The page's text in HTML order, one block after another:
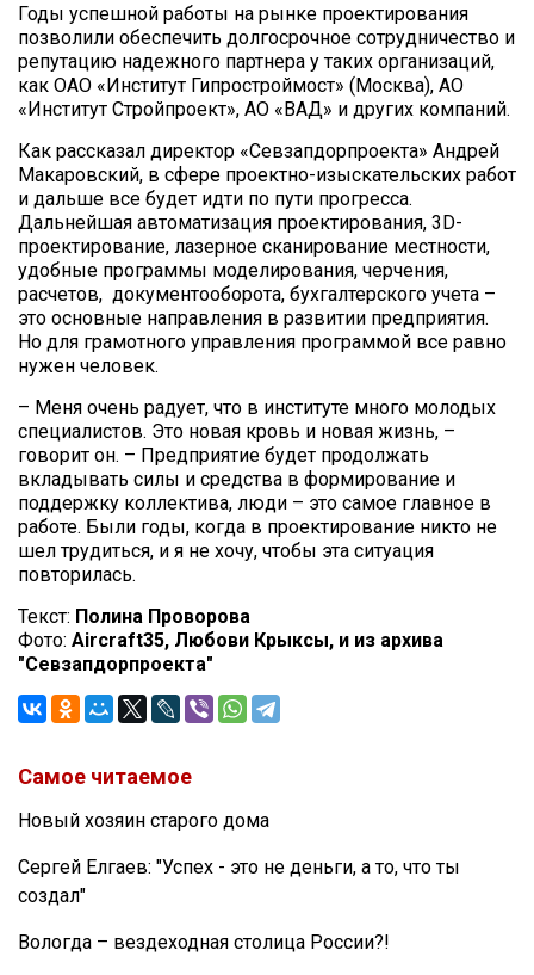
Годы успешной работы на рынке проектирования
позволили обеспечить долгосрочное сотрудничество и
репутацию надежного партнера у таких организаций,
как ОАО «Институт Гипростроймост» (Москва), АО
«Институт Стройпроект», АО «ВАД» и других компаний.
Как рассказал директор «Севзапдорпроекта» Андрей
Макаровский, в сфере проектно-изыскательских работ
и дальше все будет идти по пути прогресса.
Дальнейшая автоматизация проектирования, 3D-
проектирование, лазерное сканирование местности,
удобные программы моделирования, черчения,
расчетов, документооборота, бухгалтерского учета –
это основные направления в развитии предприятия.
Но для грамотного управления программой все равно
нужен человек.
– Меня очень радует, что в институте много молодых
специалистов. Это новая кровь и новая жизнь, –
говорит он. – Предприятие будет продолжать
вкладывать силы и средства в формирование и
поддержку коллектива, люди – это самое главное в
работе. Были годы, когда в проектирование никто не
шел трудиться, и я не хочу, чтобы эта ситуация
повторилась.
Текст: Полина Проворова
Фото: Aircraft35, Любови Крыксы, и из архива
"Севзапдорпроекта"
Самое читаемое
Новый хозяин старого дома
Сергей Елгаев: "Успех - это не деньги, а то, что ты
создал"
Вологда – вездеходная столица России?!